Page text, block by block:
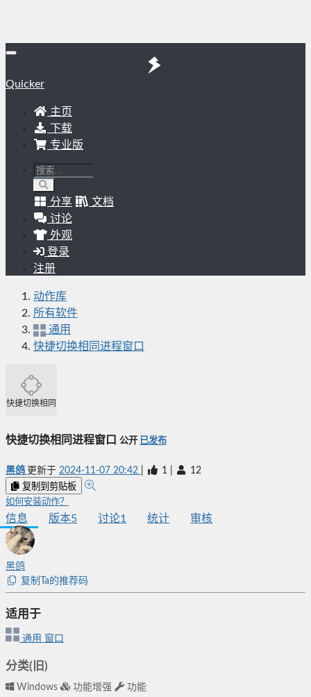
Quicker
主页
下载
专业版
分享
文档
讨论
外观
登录
注册
动作库
所有软件
通用
快捷切换相同进程窗口
快捷切换相同进程窗口
快捷切换相同进程窗口 公开 已发布
黑鸽 更新于 2024-11-07 20:42 1 12
复制到剪贴板
如何安装动作？
信息 版本5 讨论1 统计 审核
黑鸽
复制Ta的推荐码
适用于
通用 窗口
分类(旧)
Windows 功能增强 功能